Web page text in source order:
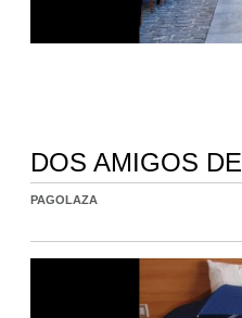
DOS AMIGOS
PAGOLAZA